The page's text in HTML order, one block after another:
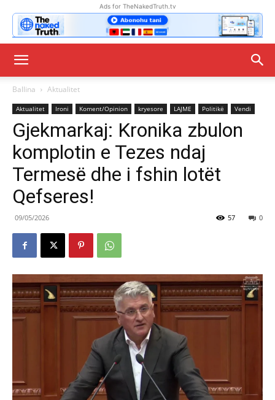
Ads for TheNakedTruth.tv
Ballina Aktualitet
Aktualitet Ironi Koment/Opinion kryesore LAJME Politikë Vendi
Gjekmarkaj: Kronika zbulon
komplotin e Tezes ndaj
Termesë dhe i fshin lotët
Qefseres!
09/05/2026 0
57